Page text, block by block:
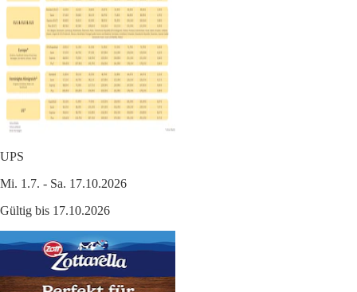
UPS
Mi. 1.7. - Sa. 17.10.2026
Gültig bis 17.10.2026